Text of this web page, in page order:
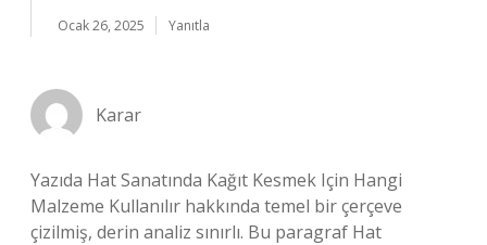
Ocak 26, 2025 Yanıtla
Karar
Yazıda Hat Sanatında Kağıt Kesmek Için Hangi
Malzeme Kullanılır hakkında temel bir çerçeve
çizilmiş, derin analiz sınırlı. Bu paragraf Hat